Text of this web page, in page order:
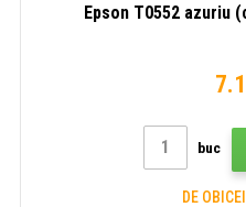
Epson T0552 azuriu
buc
DE